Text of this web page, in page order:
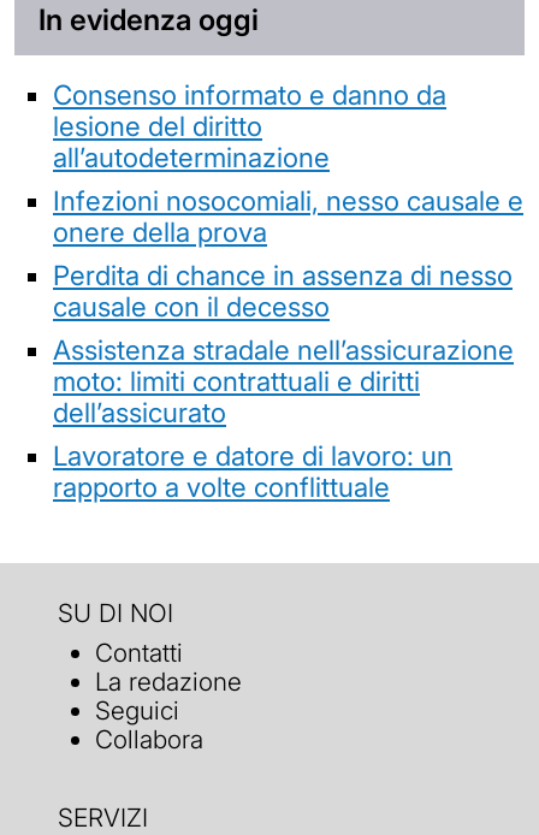
In evidenza oggi
Consenso informato e danno da
lesione del diritto
all’autodeterminazione
Infezioni nosocomiali, nesso causale e
onere della prova
Perdita di chance in assenza di nesso
causale con il decesso
Assistenza stradale nell’assicurazione
moto: limiti contrattuali e diritti
dell’assicurato
Lavoratore e datore di lavoro: un
rapporto a volte conflittuale
SU DI NOI
Contatti
La redazione
Seguici
Collabora
SERVIZI